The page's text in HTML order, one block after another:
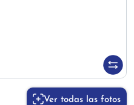
Ver todas las fotos